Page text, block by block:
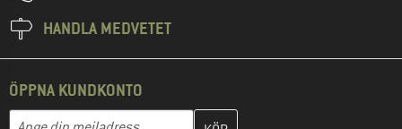
HANDLA MEDVETET
ÖPPNA KUNDKONTO
Mejladress
Skriv in din e-postadress här och skapa ditt kundkonto i nästa